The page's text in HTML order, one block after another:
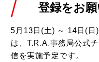
登録をお
5月13日(土) ～ 14日(日
は、T.R.A.事務局公式
信を実施予定です。